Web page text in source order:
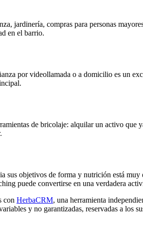
jardinería, compras para personas
en el barrio.
por videollamada o a domicilio es un
de bricolaje: alquilar un activo
sus objetivos de forma y nutrición está
puede convertirse en una verdadera
con HerbaCRM, una herramienta
y no garantizadas, reservadas a los